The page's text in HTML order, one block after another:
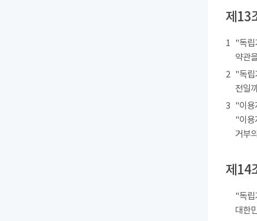
제13
1 "독립
약관
2 "독립
전일
3 "이용
"이용
거부
제14
"독립
대한